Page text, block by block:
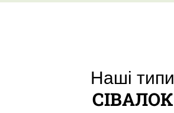
Наші типи
СІВАЛОК